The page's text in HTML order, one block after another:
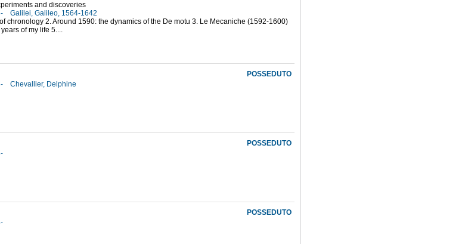
and discoveries
Galilei, Galileo, 1564-1642
chronology 2. Around 1590: the dynamics of the De motu 3. Le Mecaniche (1592-1600)
of my life 5....
POSSEDUTO
Chevallier, Delphine
POSSEDUTO
POSSEDUTO